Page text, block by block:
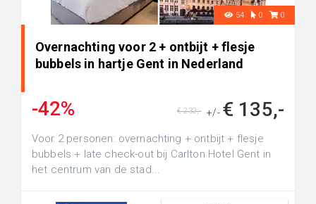
54 0 0
Overnachting voor 2 + ontbijt + flesje
bubbels in hartje Gent in Nederland
-42% +/- € 135,-
€ 232,-
Voor 2 personen: overnachting + ontbijt + flesje
bubbels + late check-out bij Carlton Hotel Gent in
het centrum van de stad...